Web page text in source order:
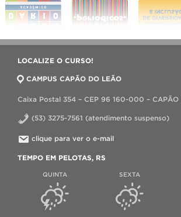
LOCALIZE O CURSO!
CAMPUS CAPÃO DO LEÃO
Caixa Postal 354 – CEP 96 160-000 – CAPÃO
(53) 3275-7561 (atendimento suspenso)
clique para ver o e-mail
TEMPO EM PELOTAS, RS
QUINTA SEXTA